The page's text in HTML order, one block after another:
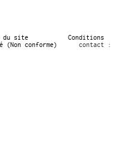
du site
Conditions
conforme)
contact :